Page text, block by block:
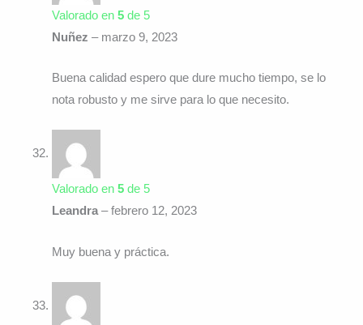
Valorado en 5de 5
Nuñez – marzo 9, 2023
Buena calidad espero que dure mucho tiempo, se lo
nota robusto y me sirve para lo que necesito.
Valorado en 5de 5
Leandra– febrero 12, 2023
Muy buena y práctica.